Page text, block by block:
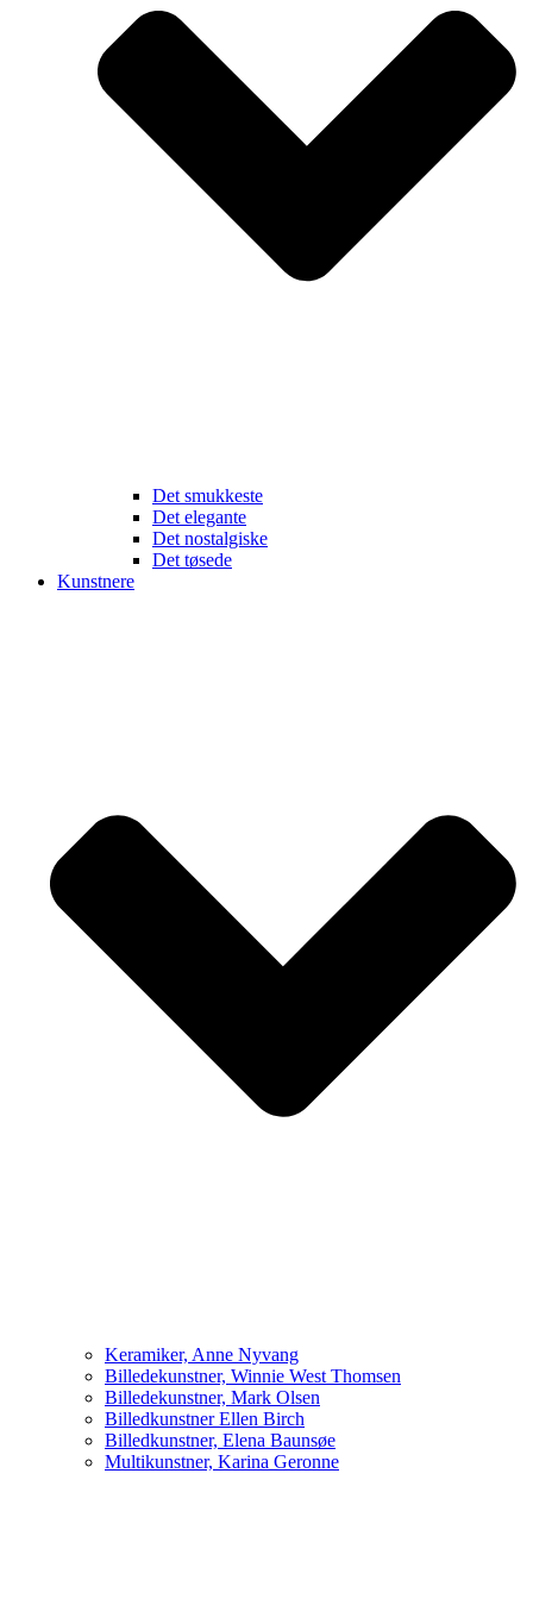
Det smukkeste
Det elegante
Det nostalgiske
Det tøsede
Kunstnere
Keramiker, Anne Nyvang
Billedekunstner, Winnie West Thomsen
Billedekunstner, Mark Olsen
Billedkunstner Ellen Birch
Billedkunstner, Elena Baunsøe
Multikunstner, Karina Geronne